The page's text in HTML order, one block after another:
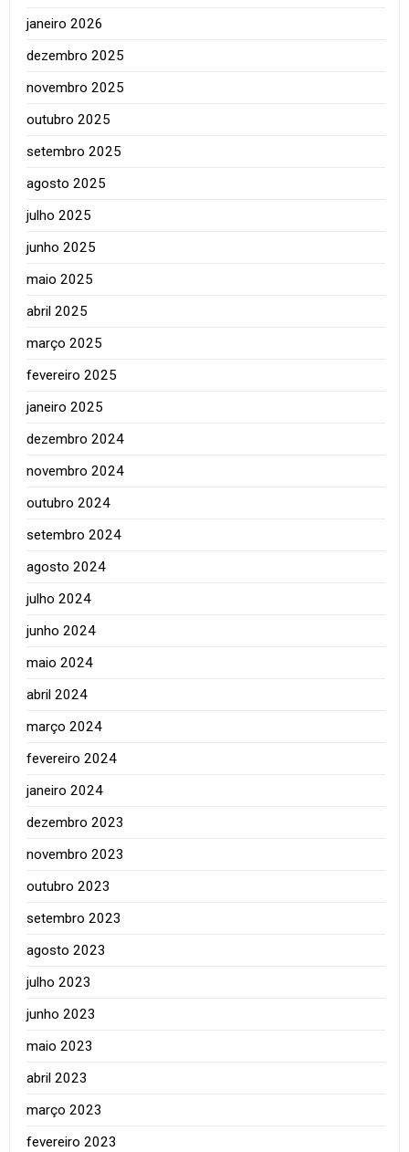
janeiro 2026
dezembro 2025
novembro 2025
outubro 2025
setembro 2025
agosto 2025
julho 2025
junho 2025
maio 2025
abril 2025
março 2025
fevereiro 2025
janeiro 2025
dezembro 2024
novembro 2024
outubro 2024
setembro 2024
agosto 2024
julho 2024
junho 2024
maio 2024
abril 2024
março 2024
fevereiro 2024
janeiro 2024
dezembro 2023
novembro 2023
outubro 2023
setembro 2023
agosto 2023
julho 2023
junho 2023
maio 2023
abril 2023
março 2023
fevereiro 2023